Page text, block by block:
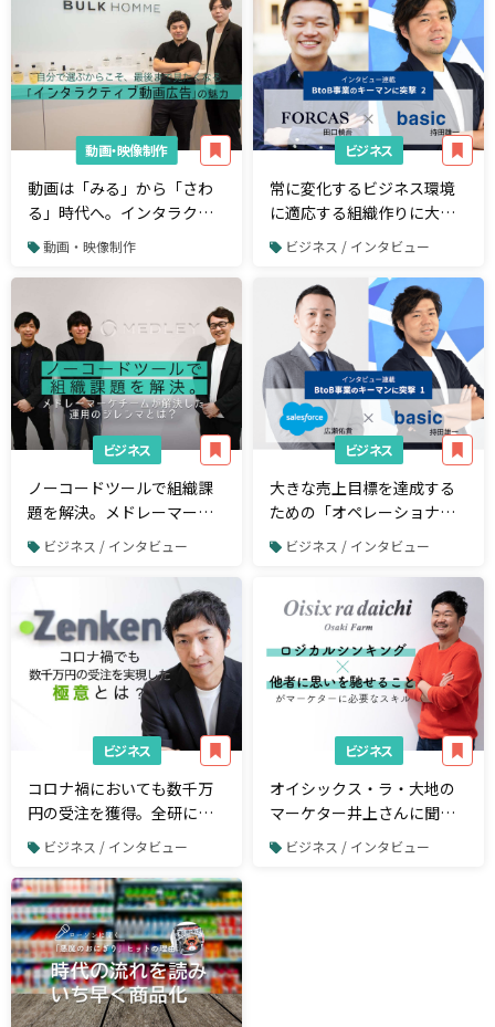
動画・映像制作
動画は「みる」から「さわ
る」時代へ。インタラクテ
ィブ動画を活用した新たな
マーケティング
動画・映像制作
ビジネス
常に変化するビジネス環境
に適応する組織作りに大切
な「3つの習慣」と「提言
力」の源泉 〜株式会社
FORCAS 田口槙吾の視点〜
ビジネス / インタビュー
ビジネス
ノーコードツールで組織課
題を解決。メドレーマーケ
チームが解決した運用のジ
レンマとは？
ビジネス / インタビュー
ビジネス
大きな売上目標を達成する
ための「オペレーショナ
ル・セールス・マネジメン
ト」 〜株式会社セールスフ
ォース・ドットコム 広瀬氏
の視点〜
ビジネス / インタビュー
ビジネス
コロナ禍においても数千万
円の受注を獲得。全研に聞
く成功の極意とは？
ビジネス / インタビュー
ビジネス
オイシックス・ラ・大地の
マーケター井上さんに聞
く！ マーケターに必要なス
キルはロジカルな考え方と
ビジネス / インタビュー